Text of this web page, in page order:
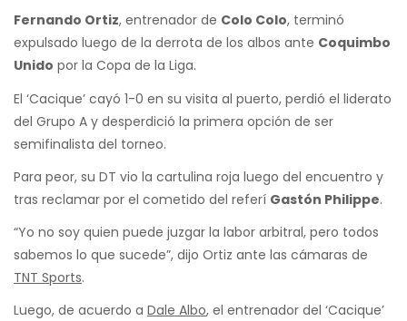
Fernando Ortiz, entrenador de Colo Colo, terminó
expulsado luego de la derrota de los albos ante Coquimbo
Unido por la Copa de la Liga.
El ‘Cacique’ cayó 1-0 en su visita al puerto, perdió el liderato
del Grupo A y desperdició la primera opción de ser
semifinalista del torneo.
Para peor, su DT vio la cartulina roja luego del encuentro y
tras reclamar por el cometido del referí Gastón Philippe.
“Yo no soy quien puede juzgar la labor arbitral, pero todos
sabemos lo que sucede”, dijo Ortiz ante las cámaras de
TNT Sports.
Luego, de acuerdo a Dale Albo, el entrenador del ‘Cacique’